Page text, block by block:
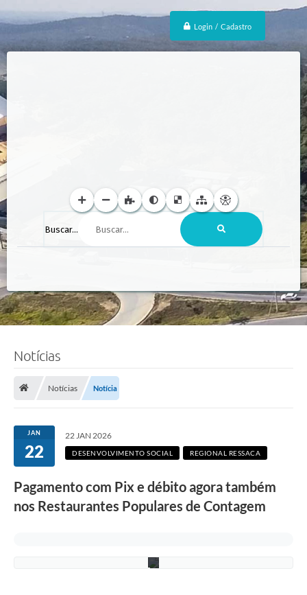
Login / Cadastro
Buscar...
Notícias
Notícias Notícia
JAN
22
22 JAN 2026
DESENVOLVIMENTO SOCIAL REGIONAL RESSACA
Pagamento com Pix e débito agora também
nos Restaurantes Populares de Contagem
S
l
m